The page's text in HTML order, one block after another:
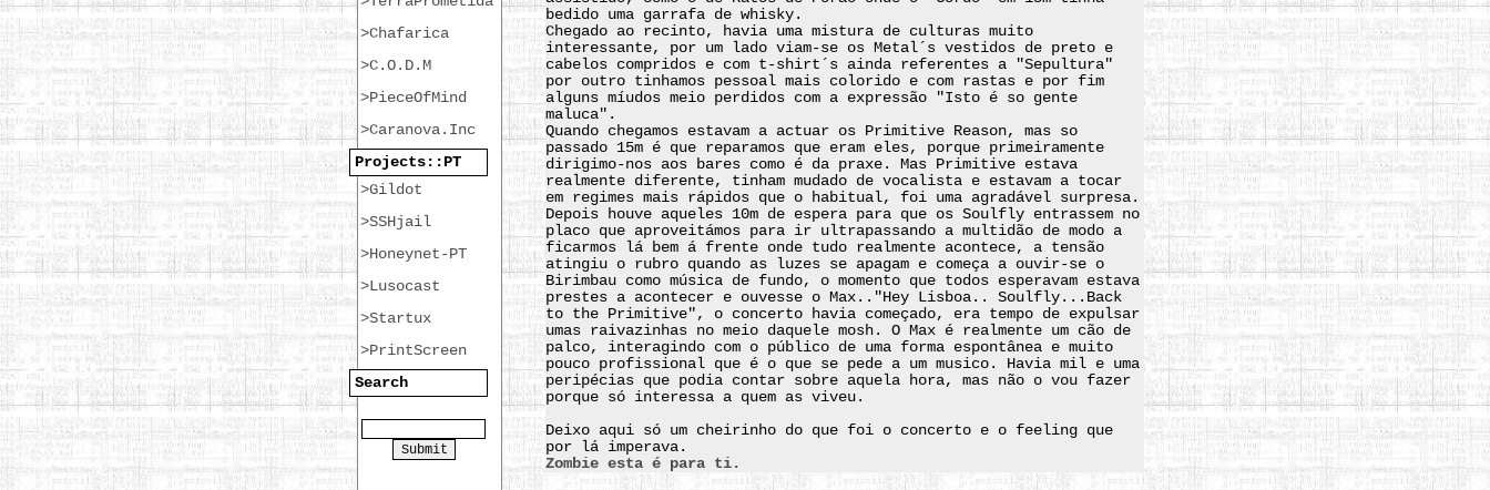
>Chafarica
>C.O.D.M
>PieceOfMind
>Caranova.Inc
Projects::PT
>Gildot
>SSHjail
>Honeynet-PT
>Lusocast
>Startux
>PrintScreen
Search
bedido uma garrafa de whisky.
Chegado ao recinto, havia uma mistura de culturas muito
interessante, por um lado viam-se os Metal´s vestidos de preto e
cabelos compridos e com t-shirt´s ainda referentes a "Sepultura"
por outro tinhamos pessoal mais colorido e com rastas e por fim
alguns míudos meio perdidos com a expressão "Isto é so gente
maluca".
Quando chegamos estavam a actuar os Primitive Reason, mas so
passado 15m é que reparamos que eram eles, porque primeiramente
dirigimo-nos aos bares como é da praxe. Mas Primitive estava
realmente diferente, tinham mudado de vocalista e estavam a tocar
em regimes mais rápidos que o habitual, foi uma agradável surpresa.
Depois houve aqueles 10m de espera para que os Soulfly entrassem no
placo que aproveitámos para ir ultrapassando a multidão de modo a
ficarmos lá bem á frente onde tudo realmente acontece, a tensão
atingiu o rubro quando as luzes se apagam e começa a ouvir-se o
Birimbau como música de fundo, o momento que todos esperavam estava
prestes a acontecer e ouvesse o Max.."Hey Lisboa.. Soulfly...Back
to the Primitive", o concerto havia começado, era tempo de expulsar
umas raivazinhas no meio daquele mosh. O Max é realmente um cão de
palco, interagindo com o público de uma forma espontânea e muito
pouco profissional que é o que se pede a um musico. Havia mil e uma
peripécias que podia contar sobre aquela hora, mas não o vou fazer
porque só interessa a quem as viveu.
Deixo aqui só um cheirinho do que foi o concerto e o feeling que
por lá imperava.
Zombie esta é para ti.